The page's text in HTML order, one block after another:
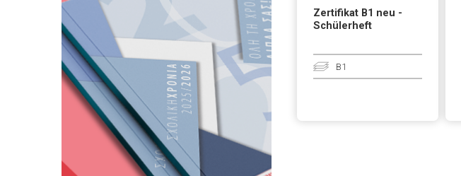
Zertifikat B1 neu -
Schülerheft
B1